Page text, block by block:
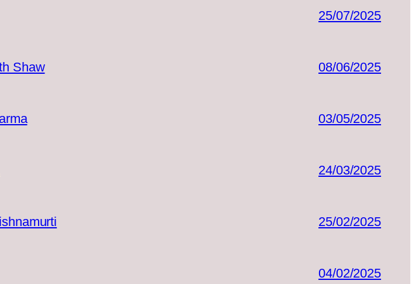
25/07/2025
Shaw 08/06/2025
03/05/2025
24/03/2025
25/02/2025
04/02/2025